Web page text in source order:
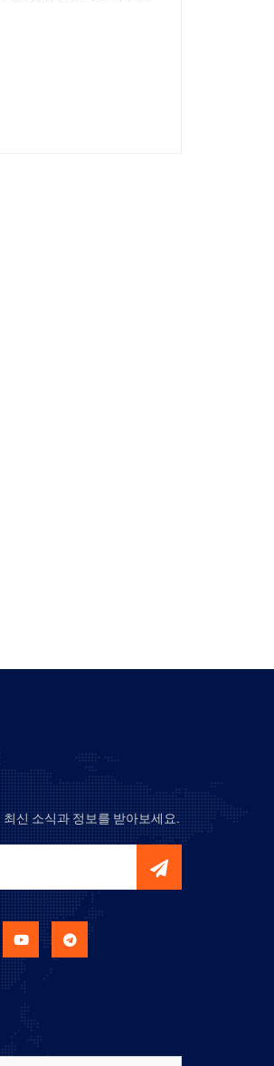
신 소식과 정보를 받아보세요.